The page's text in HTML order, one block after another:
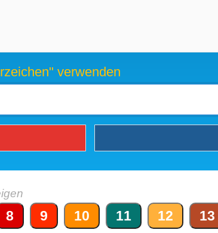
verwenden
8 9 10 11 12 13